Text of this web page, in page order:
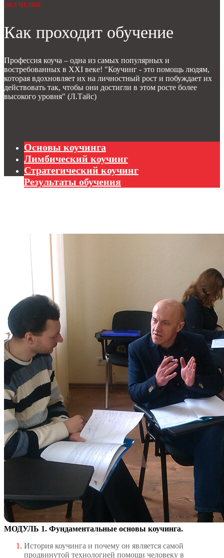
ОБУЧЕНИЕ
Как проходит обучение
Профессия коуча – одна из самых популярных и
востребованных в XXI веке! "Коучинг - это помощь людям,
которая вдохновляет их на личностный рост и побуждает их
действовать так, чтобы они достигли в этом росте более
высокого уровня" (Л.Тайс)
Основы коучинга
Лимбический коучинг
Стратегический коучинг
Результаты обучения
МОДУЛЬ 1. Фундаментальные основы коучинга.
История коучинга и почему он является самой
продвинутой технологией помощи человеку в